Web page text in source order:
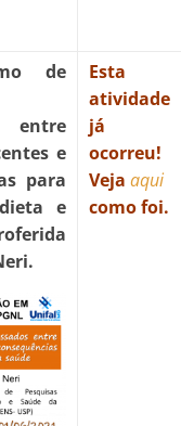
de
entre
e
para
e
Esta
atividade
já
ocorreu!
Veja aqui
como foi.